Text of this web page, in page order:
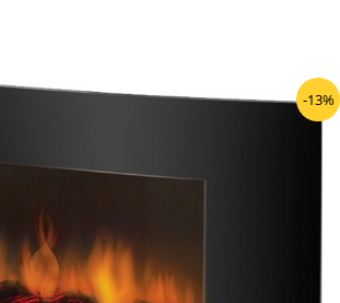
-13%